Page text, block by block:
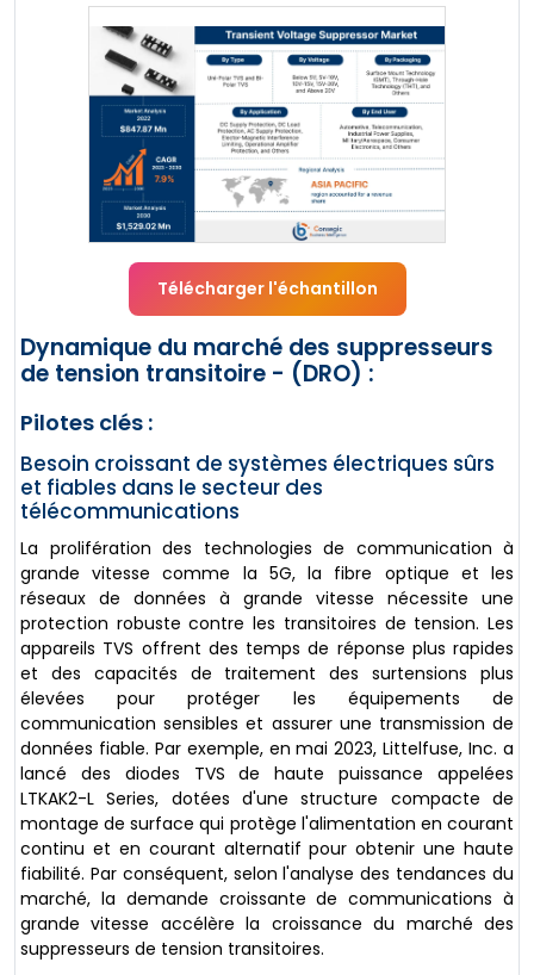
Télécharger l'échantillon
Dynamique du marché des suppresseurs
de tension transitoire - (DRO) :
Pilotes clés :
Besoin croissant de systèmes électriques sûrs
et fiables dans le secteur des
télécommunications
La prolifération des technologies de communication à
grande vitesse comme la 5G, la fibre optique et les
réseaux de données à grande vitesse nécessite une
protection robuste contre les transitoires de tension. Les
appareils TVS offrent des temps de réponse plus rapides
et des capacités de traitement des surtensions plus
élevées pour protéger les équipements de
communication sensibles et assurer une transmission de
données fiable. Par exemple, en mai 2023, Littelfuse, Inc. a
lancé des diodes TVS de haute puissance appelées
LTKAK2-L Series, dotées d'une structure compacte de
montage de surface qui protège l'alimentation en courant
continu et en courant alternatif pour obtenir une haute
fiabilité. Par conséquent, selon l'analyse des tendances du
marché, la demande croissante de communications à
grande vitesse accélère la croissance du marché des
suppresseurs de tension transitoires.